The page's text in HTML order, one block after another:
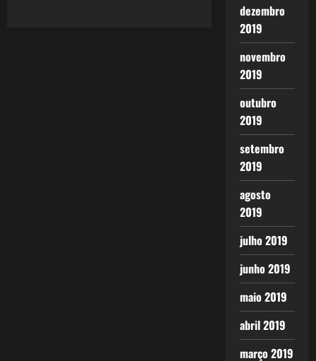
dezembro
2019
novembro
2019
outubro
2019
setembro
2019
agosto
2019
julho 2019
junho 2019
maio 2019
abril 2019
março 2019